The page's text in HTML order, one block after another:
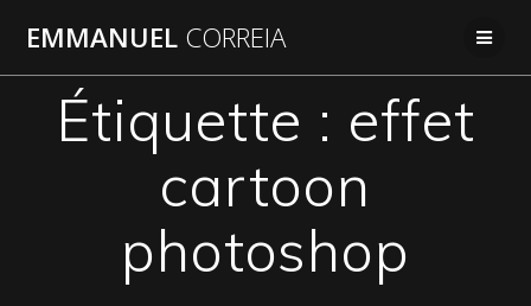
au
EMMANUEL CORREIA
Étiquette : effet
cartoon
photoshop